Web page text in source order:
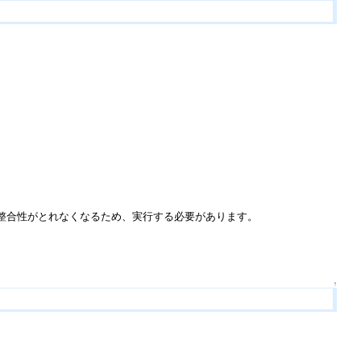
性がとれなくなるため、実行する必要があります。
↑